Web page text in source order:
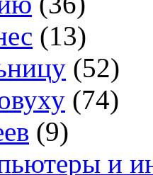
(13)
(52)
(74)
(9)
и